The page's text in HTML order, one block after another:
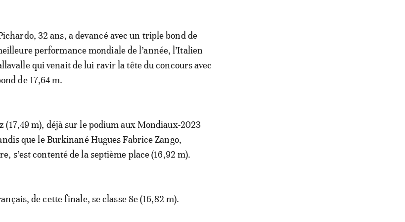
32 ans, a devancé avec un triple bond de
performance mondiale de l’année, l’Italien
qui venait de lui ravir la tête du concours avec
de 17,64 m.
(17,49 m), déjà sur le podium aux Mondiaux-2023
que le Burkinané Hugues Fabrice Zango,
s’est contenté de la septième place (16,92 m).
de cette finale, se classe 8e (16,82 m).